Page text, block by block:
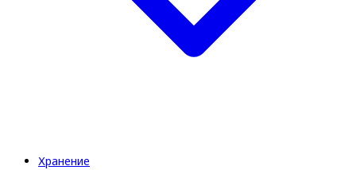
Хранение